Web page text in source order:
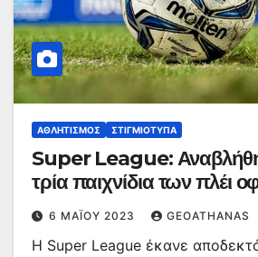
ΑΘΛΗΤΙΣΜΌΣ ΣΤΙΓΜΙΌΤΥΠΑ
Super League:
τρία παιχνίδια των πλέι
6 ΜΑΪ́ΟΥ 2023 GEOATHANAS
Η Super League έκανε